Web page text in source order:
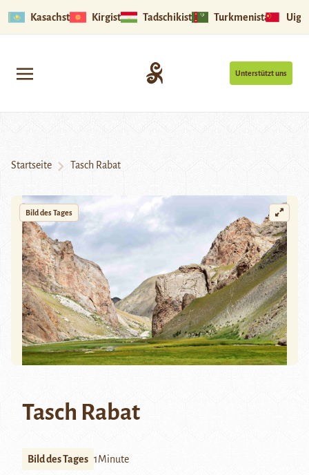
Kasachstan Kirgistan Tadschikistan Turkmenistan
Unterstützt uns
Startseite Tasch Rabat
Bild des Tages
Tasch Rabat
Bild des Tages 1Minute